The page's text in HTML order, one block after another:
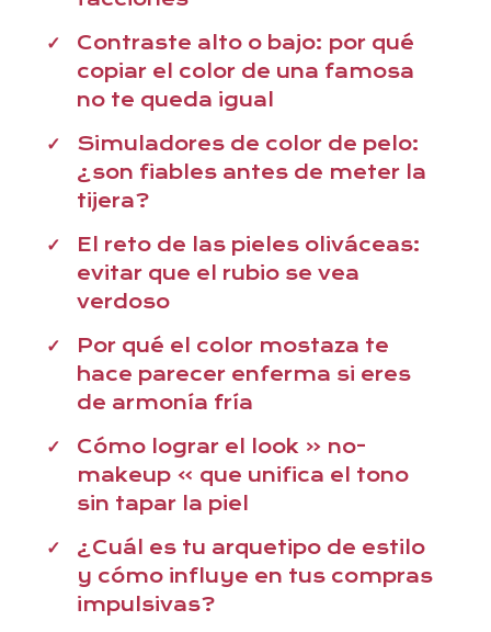
Contraste alto o bajo: por qué
copiar el color de una famosa
no te queda igual
Simuladores de color de pelo:
¿son fiables antes de meter la
tijera?
El reto de las pieles oliváceas:
evitar que el rubio se vea
verdoso
Por qué el color mostaza te
hace parecer enferma si eres
de armonía fría
Cómo lograr el look « no-
makeup » que unifica el tono
sin tapar la piel
¿Cuál es tu arquetipo de estilo
y cómo influye en tus compras
impulsivas?